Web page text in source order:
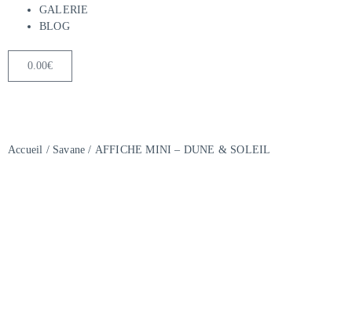
GALERIE
BLOG
0.00€
Accueil / Savane / AFFICHE MINI – DUNE & SOLEIL